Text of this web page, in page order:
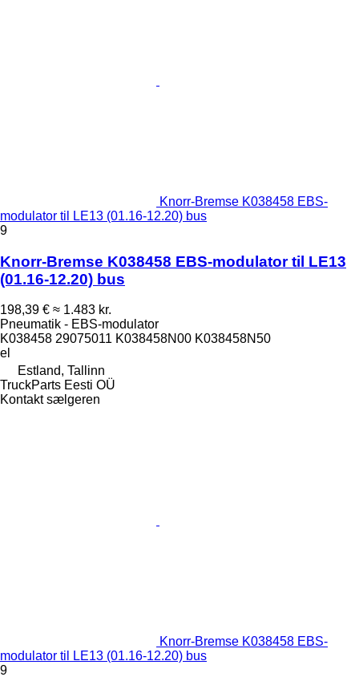
Knorr-Bremse K038458 EBS-
modulator til LE13 (01.16-12.20) bus
9
Knorr-Bremse K038458 EBS-modulator til LE13
(01.16-12.20) bus
198,39 € ≈ 1.483 kr.
Pneumatik - EBS-modulator
K038458 29075011 K038458N00 K038458N50
el
Estland, Tallinn
TruckParts Eesti OÜ
Kontakt sælgeren
Knorr-Bremse K038458 EBS-
modulator til LE13 (01.16-12.20) bus
9